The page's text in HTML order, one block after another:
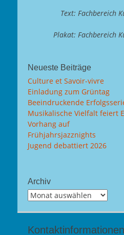
Text: Fachbereich
Plakat: Fachbereich
Neueste Beiträge
Culture et Savoir-vivre
Einladung zum Grüntag
Beeindruckende
Musikalische Vielfalt feiert
Vorhang auf
Frühjahrsjazznights
Jugend debattiert 2026
Archiv
Archiv
Kontaktinformationen